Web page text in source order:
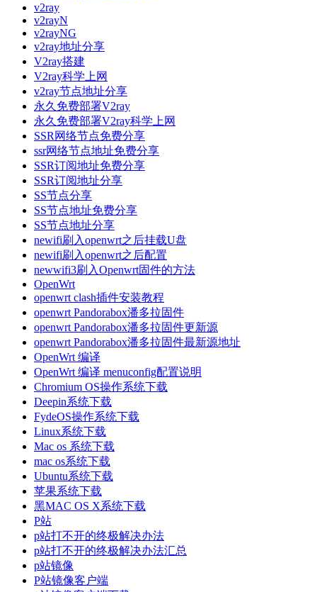
v2ray
v2rayN
v2rayNG
v2ray地址分享
V2ray搭建
V2ray科学上网
v2ray节点地址分享
永久免费部署V2ray
永久免费部署V2ray科学上网
SSR网络节点免费分享
ssr网络节点地址免费分享
SSR订阅地址免费分享
SSR订阅地址分享
SS节点分享
SS节点地址免费分享
SS节点地址分享
newifi刷入openwrt之后挂载U盘
newifi刷入openwrt之后配置
newwifi3刷入Openwrt固件的方法
OpenWrt
openwrt clash插件安装教程
openwrt Pandorabox潘多拉固件
openwrt Pandorabox潘多拉固件更新源
openwrt Pandorabox潘多拉固件最新源地址
OpenWrt 编译
OpenWrt 编译 menuconfig配置说明
Chromium OS操作系统下载
Deepin系统下载
FydeOS操作系统下载
Linux系统下载
Mac os 系统下载
mac os系统下载
Ubuntu系统下载
苹果系统下载
黑MAC OS X系统下载
P站
p站打不开的终极解决办法
p站打不开的终极解决办法汇总
p站镜像
P站镜像客户端